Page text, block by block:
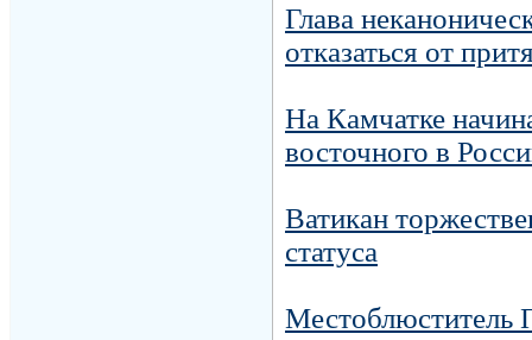
Глава
отказаться от
На Камчатке
восточного в
Ватикан
статуса
Местоблюститель